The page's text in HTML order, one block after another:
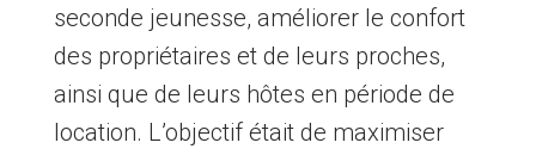
seconde jeunesse, améliorer le confort
des propriétaires et de leurs proches,
ainsi que de leurs hôtes en période de
location. L’objectif était de maximiser